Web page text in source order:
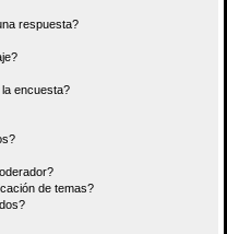
respuesta?
encuesta?
de temas?